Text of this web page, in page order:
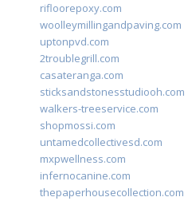
rifloorepoxy.com
woolleymillingandpaving.com
uptonpvd.com
2troublegrill.com
casateranga.com
sticksandstonesstudiooh.com
walkers-treeservice.com
shopmossi.com
untamedcollectivesd.com
mxpwellness.com
infernocanine.com
thepaperhousecollection.com